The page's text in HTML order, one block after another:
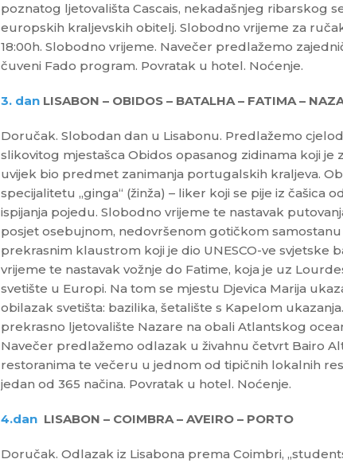
poznatog ljetovališta Cascais, nekadašnjeg ribarskog
europskih kraljevskih obitelj. Slobodno vrijeme za
18:00h. Slobodno vrijeme. Navečer predlažemo
čuveni Fado program. Povratak u hotel. Noćenje.
3. dan LISABON – OBIDOS – BATALHA – FATIMA –
Doručak. Slobodan dan u Lisabonu. Predlažemo
slikovitog mjestašca Obidos opasanog zidinama koji je
uvijek bio predmet zanimanja portugalskih kraljeva.
specijalitetu „ginga“ (žinža) – liker koji se pije iz čašica
ispijanja pojedu. Slobodno vrijeme te nastavak
posjet osebujnom, nedovršenom gotičkom samostanu
prekrasnim klaustrom koji je dio UNESCO-ve svjetske
vrijeme te nastavak vožnje do Fatime, koja je uz
svetište u Europi. Na tom se mjestu Djevica Marija
obilazak svetišta: bazilika, šetalište s Kapelom
prekrasno ljetovalište Nazare na obali Atlantskog
Navečer predlažemo odlazak u živahnu četvrt Bairo
restoranima te večeru u jednom od tipičnih lokalnih
jedan od 365 načina. Povratak u hotel. Noćenje.
4.dan LISABON – COIMBRA – AVEIRO – PORTO
Doručak. Odlazak iz Lisabona prema Coimbri,